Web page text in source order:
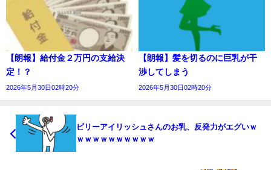
【朗報】給付金２万円の支給決
定！？
2026年5月30日02時20分
【朗報】髪を切るのに巨乳が干
渉してしまう
2026年5月30日02時20分
ビリーアイリッシュさんのお乳、反発力がエグいｗ
ｗｗｗｗｗｗｗｗｗｗ